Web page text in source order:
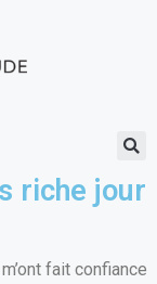
riche jour
fait confiance